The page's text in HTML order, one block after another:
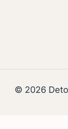
© 2026